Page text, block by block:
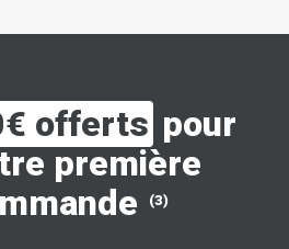
offerts pour
première
(3)